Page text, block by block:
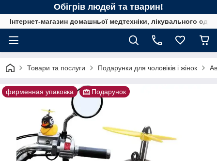
Обігрів людей та тварин!
Інтернет-магазин домашньої медтехніки, лікувального
Товари та послуги Подарунки для чоловіків і жінок
фирменная упаковка Подарунок